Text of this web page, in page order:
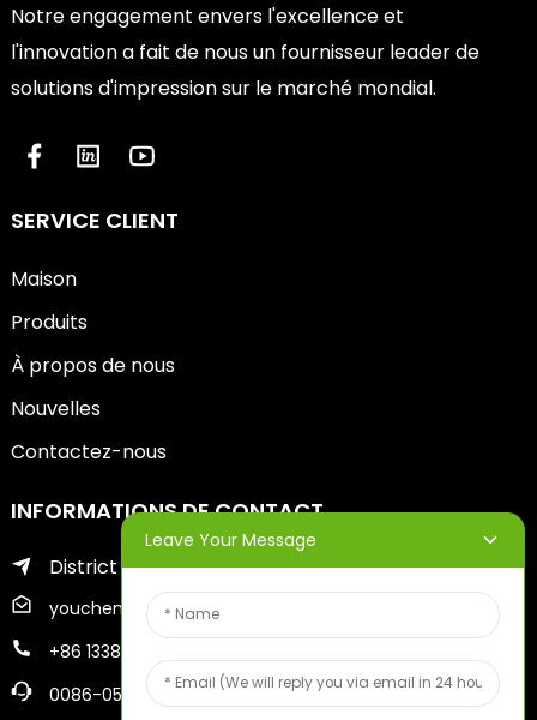
Notre engagement envers l'excellence et
l'innovation a fait de nous un fournisseur leader de
solutions d'impression sur le marché mondial.
SERVICE CLIENT
Maison
Produits
À propos de nous
Nouvelles
Contactez-nous
INFORMATIONS DE CONTACT
District de Zhifu de la ville de Yantai
youcheng@ytscreenprinter.com
+86 13386383930
0086-05356730996
Leave Your Message